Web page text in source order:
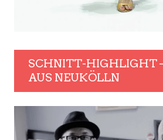
SCHNITT-HIGHLIGHT
AUS NEUKÖLLN